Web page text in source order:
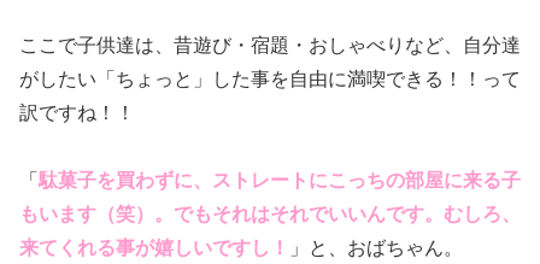
ここで子供達は、昔遊び・宿題・おしゃべりなど、自分達
がしたい「ちょっと」した事を自由に満喫できる！！って
訳ですね！！
「 駄菓子を買わずに、ストレートにこっちの部屋に来る子
もいます（笑）。でもそれはそれでいいんです。むしろ、
来てくれる事が嬉しいですし！
」と、おばちゃん。